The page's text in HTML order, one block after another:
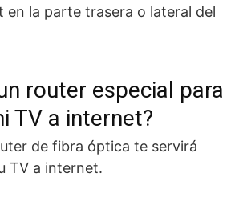
en la parte trasera o lateral del
router especial para
TV a internet?
de fibra óptica te servirá
TV a internet.